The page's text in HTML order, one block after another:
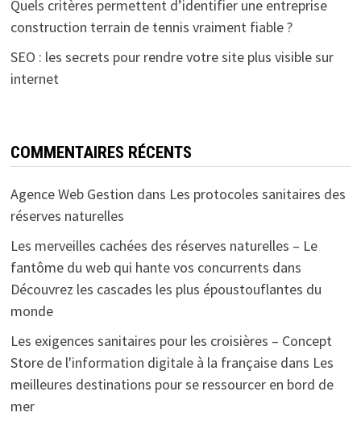
Quels critères permettent d’identifier une entreprise
construction terrain de tennis vraiment fiable ?
SEO : les secrets pour rendre votre site plus visible sur
internet
COMMENTAIRES RÉCENTS
Agence Web Gestion dans Les protocoles sanitaires des
réserves naturelles
Les merveilles cachées des réserves naturelles – Le
fantôme du web qui hante vos concurrents dans
Découvrez les cascades les plus époustouflantes du
monde
Les exigences sanitaires pour les croisières – Concept
Store de l'information digitale à la françaisedans Les
meilleures destinations pour se ressourcer en bord de
mer